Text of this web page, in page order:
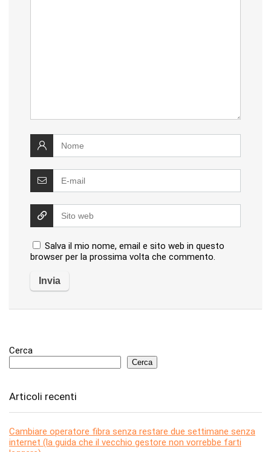
Salva il mio nome, email e sito web in questo
browser per la prossima volta che commento.
Cerca
Cerca
Articoli recenti
Cambiare operatore fibra senza restare due settimane senza
internet (la guida che il vecchio gestore non vorrebbe farti